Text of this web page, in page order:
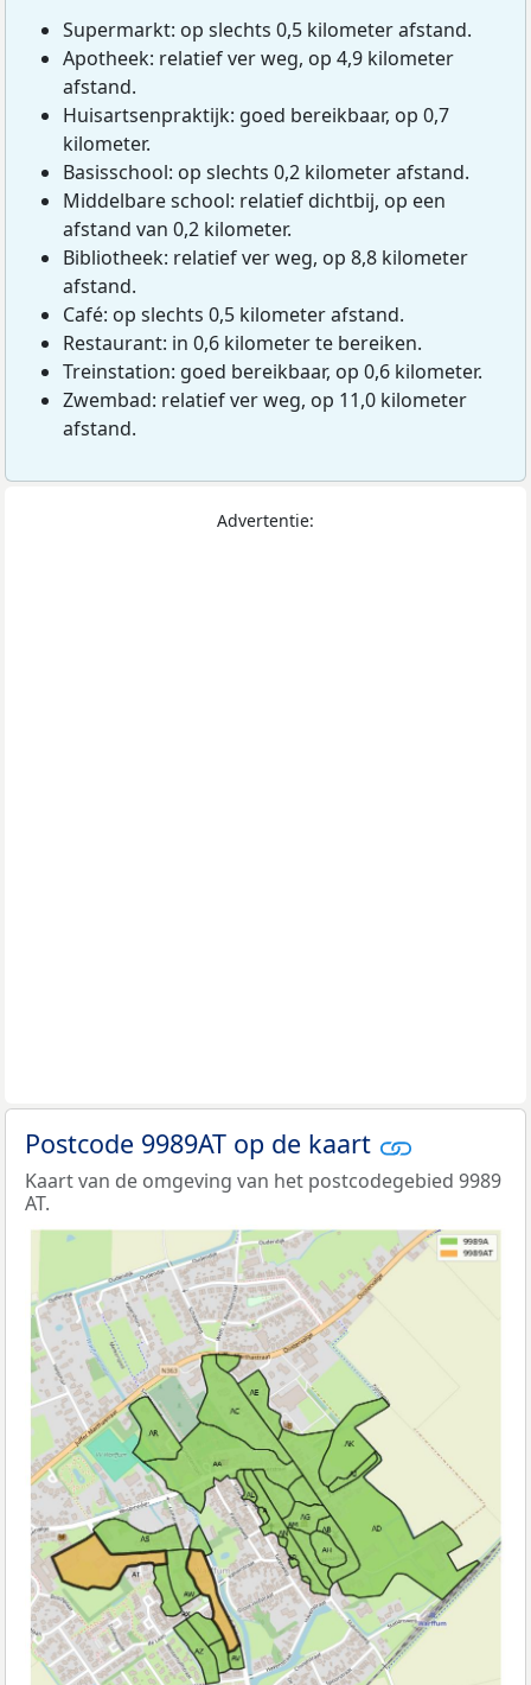
Supermarkt: op slechts 0,5 kilometer afstand.
Apotheek: relatief ver weg, op 4,9 kilometer
afstand.
Huisartsenpraktijk: goed bereikbaar, op 0,7
kilometer.
Basisschool: op slechts 0,2 kilometer afstand.
Middelbare school: relatief dichtbij, op een
afstand van 0,2 kilometer.
Bibliotheek: relatief ver weg, op 8,8 kilometer
afstand.
Café: op slechts 0,5 kilometer afstand.
Restaurant: in 0,6 kilometer te bereiken.
Treinstation: goed bereikbaar, op 0,6 kilometer.
Zwembad: relatief ver weg, op 11,0 kilometer
afstand.
Advertentie:
Postcode 9989AT op de kaart
Kaart van de omgeving van het postcodegebied 9989
AT.